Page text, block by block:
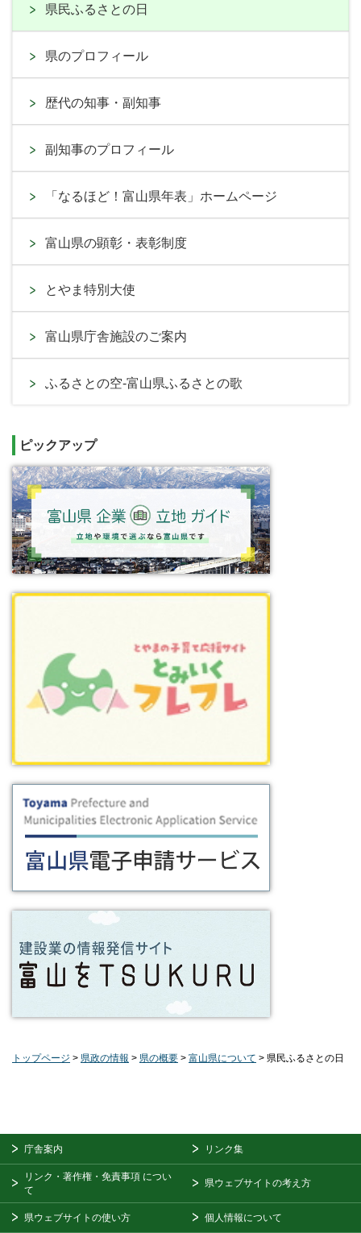
県民ふるさとの日
県のプロフィール
歴代の知事・副知事
副知事のプロフィール
「なるほど！富山県年表」ホームページ
富山県の顕彰・表彰制度
とやま特別大使
富山県庁舎施設のご案内
ふるさとの空-富山県ふるさとの歌
ピックアップ
トップページ > 県政の情報 > 県の概要 > 富山県について > 県民ふるさとの日
庁舎案内 リンク集
リンク・著作権・免責事項 につい
て
県ウェブサイトの考え方
県ウェブサイトの使い方 個人情報について